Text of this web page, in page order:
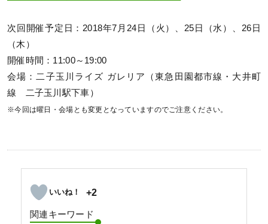
次回開催予定日：2018年7月24日（火）、25日（水）、26日
（木）
開催時間：11:00～19:00
会場：二子玉川ライズ ガレリア（東急田園都市線・大井町
線 二子玉川駅下車）
※今回は曜日・会場とも変更となっていますのでご注意ください。
+2
関連キーワード